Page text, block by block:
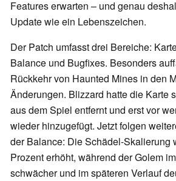
Features erwarten – und genau
Update wie ein Lebenszeichen.
Der Patch umfasst drei Bereiche:
Balance und Bugfixes. Besonders
Rückkehr von Haunted Mines in den
Änderungen. Blizzard hatte die Karte
aus dem Spiel entfernt und erst vor
wieder hinzugefügt. Jetzt folgen
der Balance: Die Schädel-Skalierung
Prozent erhöht, während der Golem
schwächer und im späteren Verlauf